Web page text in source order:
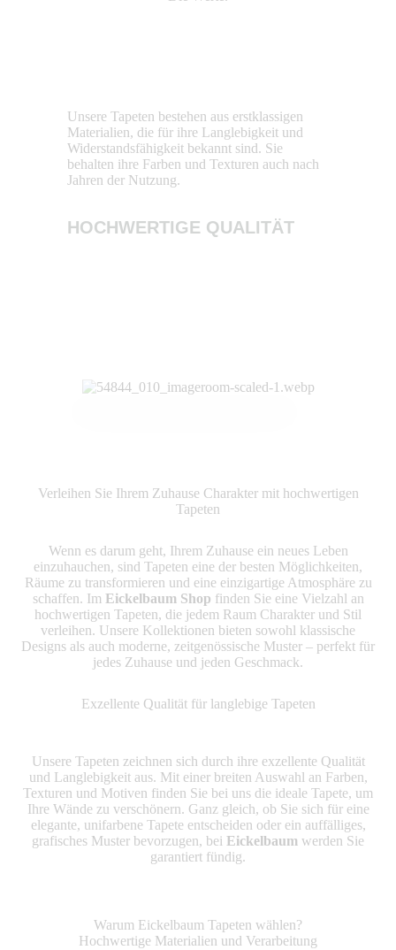
Unsere Tapeten bestehen aus erstklassigen
Materialien, die für ihre Langlebigkeit und
Widerstandsfähigkeit bekannt sind. Sie
behalten ihre Farben und Texturen auch nach
Jahren der Nutzung.
HOCHWERTIGE QUALITÄT
Verleihen Sie Ihrem Zuhause Charakter mit hochwertigen
Tapeten
Wenn es darum geht, Ihrem Zuhause ein neues Leben
einzuhauchen, sind Tapeten eine der besten Möglichkeiten,
Räume zu transformieren und eine einzigartige Atmosphäre zu
schaffen. Im Eickelbaum Shop finden Sie eine Vielzahl an
hochwertigen Tapeten, die jedem Raum Charakter und Stil
verleihen. Unsere Kollektionen bieten sowohl klassische
Designs als auch moderne, zeitgenössische Muster – perfekt für
jedes Zuhause und jeden Geschmack.
Exzellente Qualität für langlebige Tapeten
Unsere Tapeten zeichnen sich durch ihre exzellente Qualität
und Langlebigkeit aus. Mit einer breiten Auswahl an Farben,
Texturen und Motiven finden Sie bei uns die ideale Tapete, um
Ihre Wände zu verschönern. Ganz gleich, ob Sie sich für eine
elegante, unifarbene Tapete entscheiden oder ein auffälliges,
grafisches Muster bevorzugen, bei Eickelbaum werden Sie
garantiert fündig.
Warum Eickelbaum Tapeten wählen?
Hochwertige Materialien und Verarbeitung